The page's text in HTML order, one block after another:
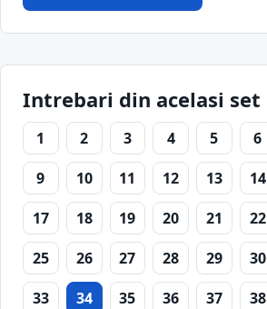
Intrebari din acelasi set
1 2 3 4 5 6
9
10 11 12 13 14
17
18 19 20 21 22
25
26 27 28 29 30
33
34 35 36 37 38